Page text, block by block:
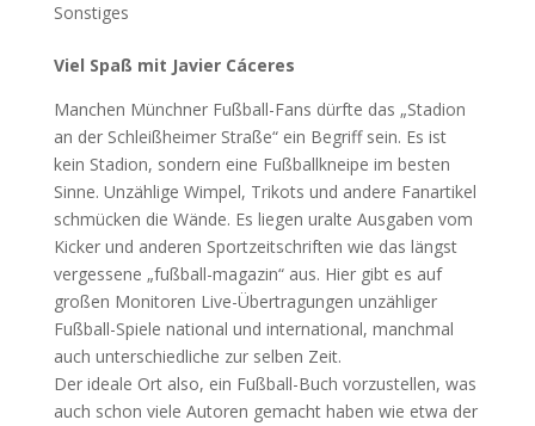
Sonstiges
Viel Spaß mit Javier Cáceres
Manchen Münchner Fußball-Fans dürfte das „Stadion
an der Schleißheimer Straße“ ein Begriff sein. Es ist
kein Stadion, sondern eine Fußballkneipe im besten
Sinne. Unzählige Wimpel, Trikots und andere Fanartikel
schmücken die Wände. Es liegen uralte Ausgaben vom
Kicker und anderen Sportzeitschriften wie das längst
vergessene „fußball-magazin“ aus. Hier gibt es auf
großen Monitoren Live-Übertragungen unzähliger
Fußball-Spiele national und international, manchmal
auch unterschiedliche zur selben Zeit.
Der ideale Ort also, ein Fußball-Buch vorzustellen, was
auch schon viele Autoren gemacht haben wie etwa der